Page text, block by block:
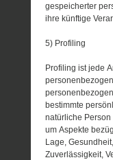
gespeicherter
ihre künftige
5) Profiling
Profiling ist jede
bestimmte
natürliche
um Aspekte
Lage,
Zuverlässigkeit,